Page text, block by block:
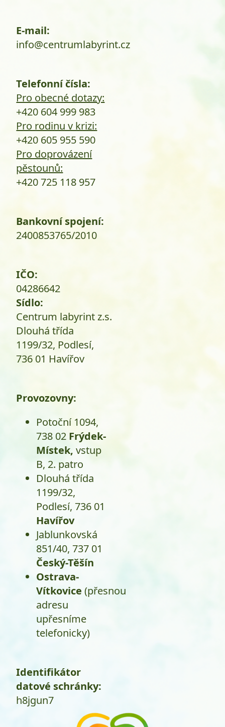
E-mail:
info@centrumlabyrint.cz
Telefonní čísla:
Pro obecné dotazy:
+420 604 999 983
Pro rodinu v krizi:
+420 605 955 590
Pro doprovázení
pěstounů:
+420 725 118 957
Bankovní spojení:
2400853765/2010
IČO:
04286642
Sídlo:
Centrum labyrint z.s.
Dlouhá třída
1199/32, Podlesí,
736 01 Havířov
Provozovny:
Potoční 1094,
738 02 Frýdek-
Místek,vstup
B, 2. patro
Dlouhá třída
1199/32,
Podlesí, 736 01
Havířov
Jablunkovská
851/40, 737 01
Český-Těšín
Ostrava-
Vítkovice(přesnou
adresu
upřesníme
telefonicky)
Identifikátor
datové schránky:
h8jgun7